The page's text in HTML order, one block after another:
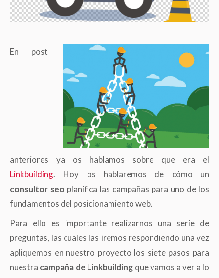
En post
anteriores ya os hablamos sobre que era el
Linkbuilding. Hoy os hablaremos de cómo un
consultor seo planifica las campañas para uno de los
fundamentos del posicionamiento web.
Para ello es importante realizarnos una serie de
preguntas, las cuales las iremos respondiendo una vez
apliquemos en nuestro proyecto los siete pasos para
nuestra campaña de Linkbuilding que vamos a ver a lo